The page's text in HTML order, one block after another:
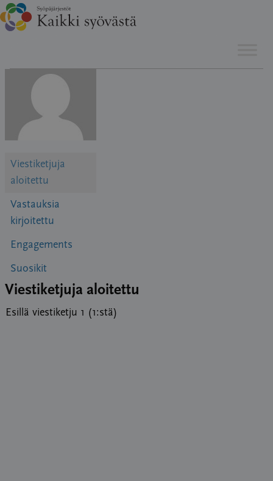
sisältöön
Viestiketjuja
aloitettu
Vastauksia
kirjoitettu
Engagements
Suosikit
Viestiketjuja aloitettu
Esillä viestiketju 1 (1:stä)